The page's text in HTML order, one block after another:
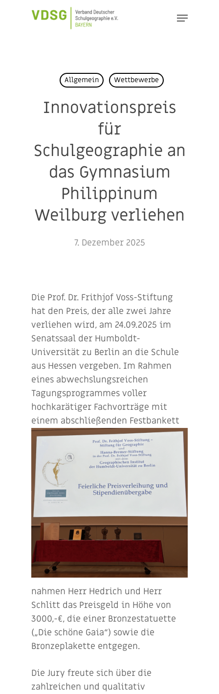
Menu
Allgemein Wettbewerbe
Innovationspreis
für
Schulgeographie an
das Gymnasium
Philippinum
Weilburg verliehen
7. Dezember 2025
Die Prof. Dr. Frithjof Voss-Stiftung
hat den Preis, der alle zwei Jahre
verliehen wird, am 24.09.2025 im
Senatssaal der Humboldt-
Universität zu Berlin an die Schule
aus Hessen vergeben. Im Rahmen
eines abwechslungsreichen
Tagungsprogrammes voller
hochkarätiger Fachvorträge mit
einem abschließenden Festbankett
nahmen Herr Hedrich und Herr
Schlitt das Preisgeld in Höhe von
3000,-€, die einer Bronzestatuette
(„Die schöne Gaia“) sowie die
Bronzeplakette entgegen.
Die Jury freute sich über die
zahlreichen und qualitativ